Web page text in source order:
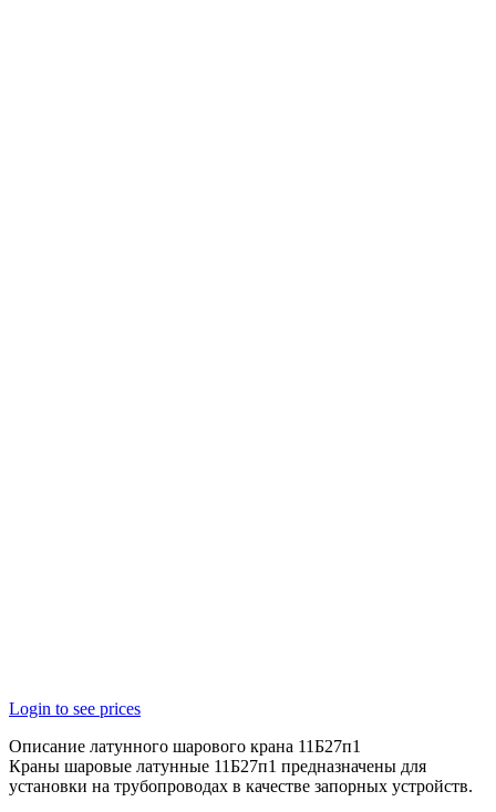
Login to see prices
Описание латунного шарового крана 11Б27п1
Краны шаровые латунные 11Б27п1 предназначены для
установки на трубопроводах в качестве запорных устройств.